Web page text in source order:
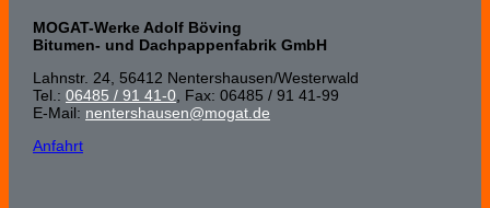
MOGAT-Werke Adolf Böving
Bitumen- und Dachpappenfabrik GmbH
Lahnstr. 24, 56412 Nenters­hausen/Wester­wald
Tel.: 06485 / 91 41-0 , Fax: 06485 / 91 41-99
E-Mail: nentershausen@mogat.de
Anfahrt